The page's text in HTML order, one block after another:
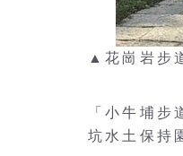
▲花崗岩步
「小牛埔
坑水土保持